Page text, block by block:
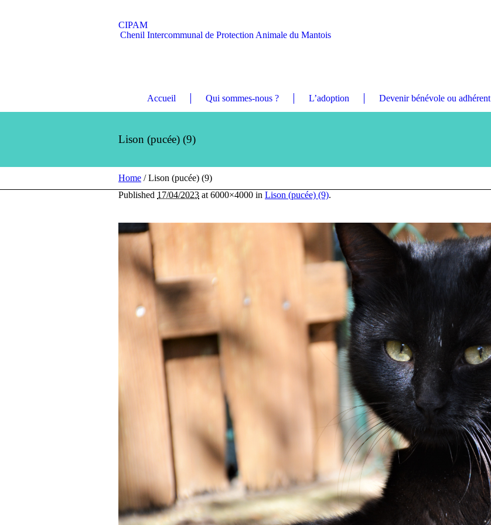
CIPAM
Chenil Intercommunal de Protection Animale du Mantois
Accueil Qui sommes-nous ? L’adoption Devenir bénévole ou adhérent
Lison (pucée) (9)
Home /Lison (pucée) (9)
Published 17/04/2023 at 6000×4000 in Lison (pucée) (9).